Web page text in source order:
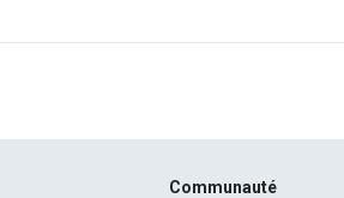
Communauté